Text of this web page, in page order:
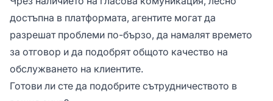
достъпна в платформата, агентите могат да
разрешат проблеми по-бързо, да намалят времето
за отговор и да подобрят общото качество на
обслужването на клиентите.
Готови ли сте да подобрите сътрудничеството в